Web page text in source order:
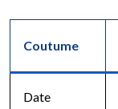
Coutume
Date